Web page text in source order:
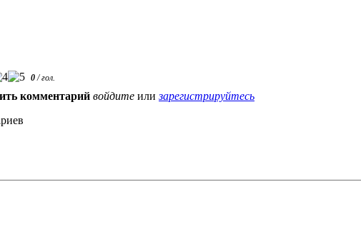
0/гол.
комментарий войдите илизарегистрируйтесь